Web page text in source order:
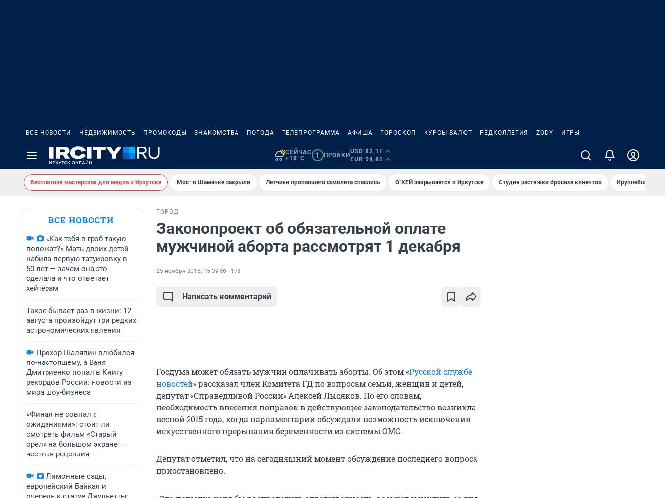
ВСЕ НОВОСТИ НЕДВИЖИМОСТЬ ПРОМОКОДЫ ЗНАКОМСТВА ПОГОДА ТЕЛЕПРОГРАММА АФИША ГОРОСКОП КУРСЫ ВАЛЮТ РЕДКОЛЛЕГИЯ ZODY ИГРЫ
СЕЙЧАС
+18°C
1 ПРОБКИ
USD 82,17
EUR 94,84
Бесплатная мастерская для медиа в Иркутске Мост в Шаманке закрыли Летчики пропавшего самолета спаслись О`КЕЙ закрывается в Иркутске Студия растяжки бросила клиентов Крупнейшие
ВСЕ НОВОСТИ
«Как тебя в гроб такую
положат?» Мать двоих детей
набила первую татуировку в
50 лет — зачем она это
сделала и что отвечает
хейтерам
Такое бывает раз в жизни: 12
августа произойдут три редких
астрономических явления
Прохор Шаляпин влюбился
по-настоящему, а Ваня
Дмитриенко попал в Книгу
рекордов России: новости из
мира шоу-бизнеса
«Финал не совпал с
ожиданиями»: стоит ли
смотреть фильм «Старый
орел» на большом экране —
честная рецензия
Лимонные сады,
европейский Байкал и
очередь к статуе Джульетты:
ГОРОД
Законопроект об обязательной оплате
мужчиной аборта рассмотрят 1 декабря
25 ноября 2015, 15:39 178
Написать комментарий
Госдума может обязать мужчин оплачивать аборты. Об этом «Русской службе
новостей» рассказал член Комитета ГД по вопросам семьи, женщин и детей,
депутат «Справедливой России» Алексей Лысяков. По его словам,
необходимость внесения поправок в действующее законодательство возникла
весной 2015 года, когда парламентарии обсуждали возможность исключения
искусственного прерывания беременности из системы ОМС.
Депутат отметил, что на сегодняшний момент обсуждение последнего вопроса
приостановлено.